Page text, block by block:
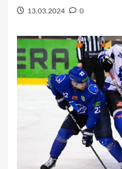
13.03.2024 0